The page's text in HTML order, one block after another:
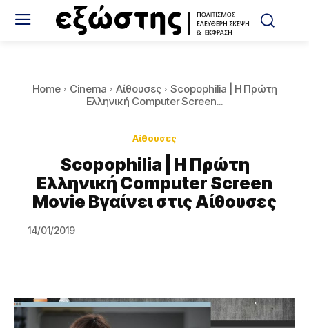
Home Cinema Αίθουσες
Scopophilia | Η Πρώτη
Ελληνική Computer Screen...
Αίθουσες
Scopophilia | Η Πρώτη
Ελληνική Computer Screen
Movie Βγαίνει στις Αίθουσες
14/01/2019